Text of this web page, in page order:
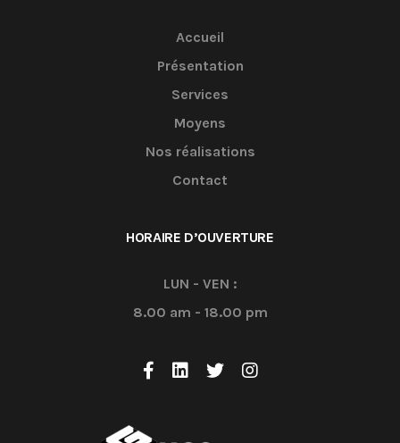
Accueil
Présentation
Services
Moyens
Nos réalisations
Contact
HORAIRE D’OUVERTURE
LUN - VEN :
8.00 am - 18.00 pm